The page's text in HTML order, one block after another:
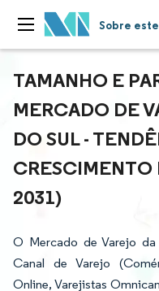
Sobre
TAMANHO E
MERCADO DE
DO SUL -
CRESCIMENTO
2031)
O Mercado de Varejo
Canal de Varejo
Online, Varejistas